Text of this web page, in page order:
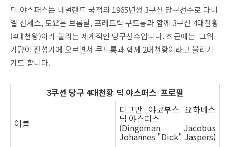
딕 야스퍼스는 네덜란드 국적의 1965년생 3쿠션 당구선수로 다니
엘 산체스, 토요본 브롬달, 프레드릭 쿠드롱과 함께 3쿠션 4대천황
(4대천왕)이라 불리는 세계적인 당구선수입니다. 최근에는 그위
기량이 전성기에 오르면서 쿠드롱과 함께 2대천황이라고 불리기
기도 합니다.
3쿠션 당구 4대천황 딕 야스퍼스 프로필
이름
디그만 야코부스 요하네스
딕 야스퍼스
(Dingeman Jacobus
Johannes "Dick" Jaspers)